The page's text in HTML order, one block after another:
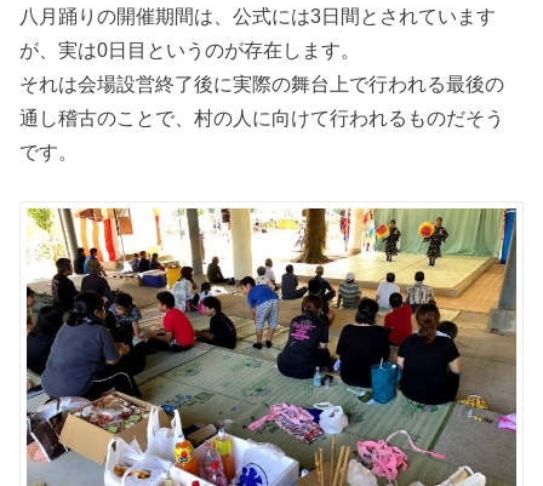
八月踊りの開催期間は、公式には3日間とされています
が、実は0日目というのが存在します。
それは会場設営終了後に実際の舞台上で行われる最後の
通し稽古のことで、村の人に向けて行われるものだそう
です。